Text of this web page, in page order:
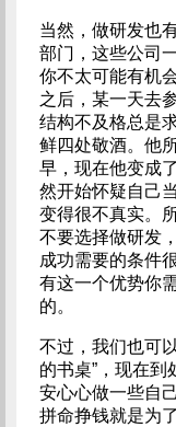
当然，做研发也
部门，这些公司
你不太可能有机
之后，某一天去
结构不及格总是
鲜四处敬酒。他
早，现在他变成
然开始怀疑自己
变得很不真实。
不要选择做研发
成功需要的条件
有这一个优势你
的。
不过，我们也可
的书桌”，现在
安心心做一些自
拼命挣钱就是为